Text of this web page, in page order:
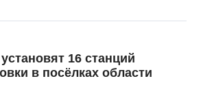
16 станций
в посёлках области